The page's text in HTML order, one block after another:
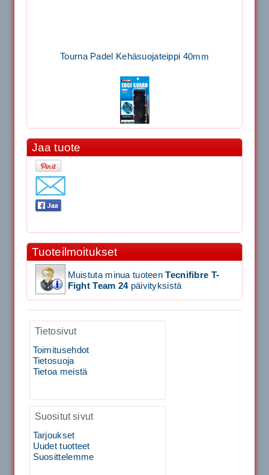
Tourna Padel Kehäsuojateippi 40mm
Signum S-7000 Jännityskone (Pöytämalli)
1,650.00€
SIGNUM S-7000 &...
Signum S-7000 Jännityskone (Jalustamalli)
40883 Harjasosa hiekkanurmiharjaan
29.00€
Vaihto harjasosa hie...
Kirschbaum Flash Shark 200m
Jaa tuote
Tuoteilmoitukset
Muistuta minua tuoteenTecnifibre T-
Fight Team 24päivityksistä
Tietosivut
Toimitusehdot
Tietosuoja
Tietoa meistä
Suositut sivut
Tarjoukset
Uudet tuotteet
Suosittelemme